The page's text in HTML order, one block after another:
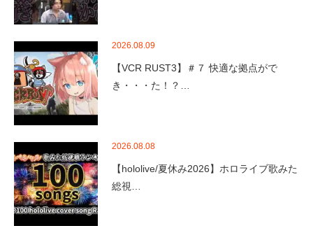
2026.08.09
【VCR RUST3】＃７ 快適な拠点がで
き・・・た！？…
2026.08.08
【hololive/夏休み2026】ホロライブ歌みた
総視…